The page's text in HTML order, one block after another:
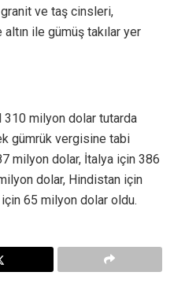
ve taş cinsleri,
ile gümüş takılar yer
310 milyon dolar tutarda
gümrük vergisine tabi
milyon dolar, İtalya için 386
dolar, Hindistan için
65 milyon dolar oldu.